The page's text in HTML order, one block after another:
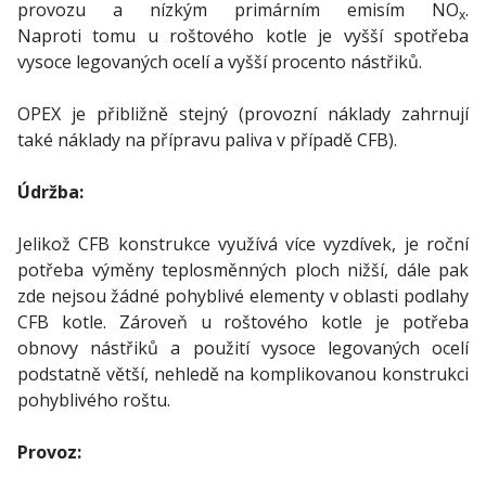
provozu a nízkým primárním emisím NOx.
Naproti tomu u roštového kotle je vyšší spotřeba
vysoce legovaných ocelí a vyšší procento nástřiků.
OPEX je přibližně stejný (provozní náklady zahrnují
také náklady na přípravu paliva v případě CFB).
Údržba:
Jelikož CFB konstrukce využívá více vyzdívek, je roční
potřeba výměny teplosměnných ploch nižší, dále pak
zde nejsou žádné pohyblivé elementy v oblasti podlahy
CFB kotle. Zároveň u roštového kotle je potřeba
obnovy nástřiků a použití vysoce legovaných ocelí
podstatně větší, nehledě na komplikovanou konstrukci
pohyblivého roštu.
Provoz: